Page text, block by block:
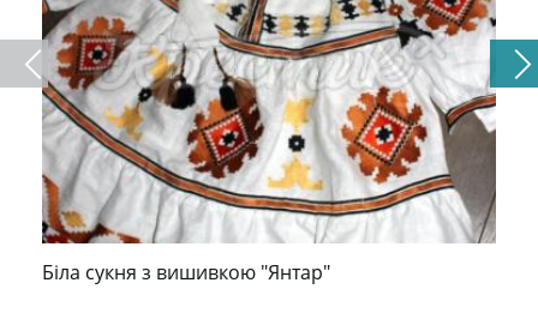
Біла сукня з вишивкою "Янтар"